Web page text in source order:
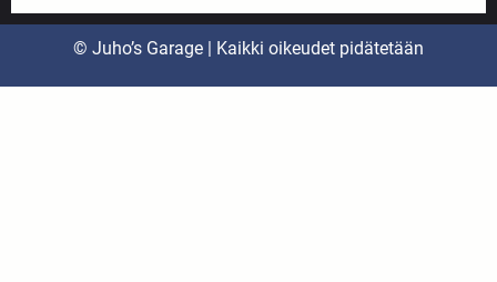
© Juho’s Garage | Kaikki oikeudet pidätetään